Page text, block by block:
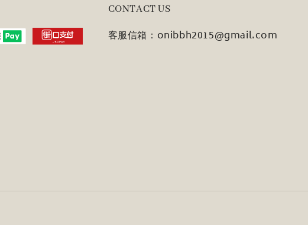
CONTACT US
客服信箱：onibbh2015@gmail.com